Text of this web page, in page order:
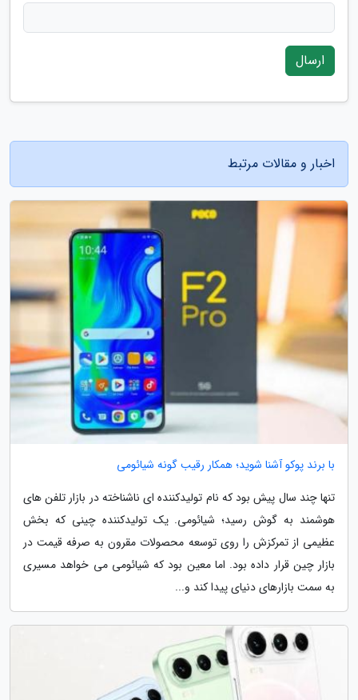
ارسال
اخبار و مقالات مرتبط
با برند پوکو آشنا شوید؛ همکار رقیب گونه شیائومی
تنها چند سال پیش بود که نام تولیدکننده ای ناشناخته در بازار تلفن های
هوشمند به گوش رسید؛ شیائومی. یک تولیدکننده چینی که بخش
عظیمی از تمرکزش را روی توسعه محصولات مقرون به صرفه قیمت در
بازار چین قرار داده بود. اما معین بود که شیائومی می خواهد مسیری
به سمت بازارهای دنیای پیدا کند و...